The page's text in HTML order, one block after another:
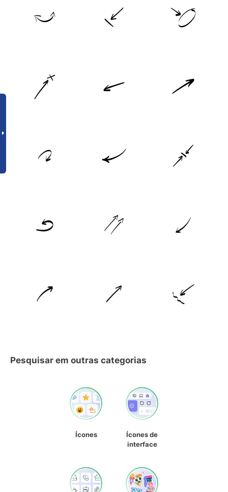
Pesquisar em outras categorias
Ícones
Ícones de
interface